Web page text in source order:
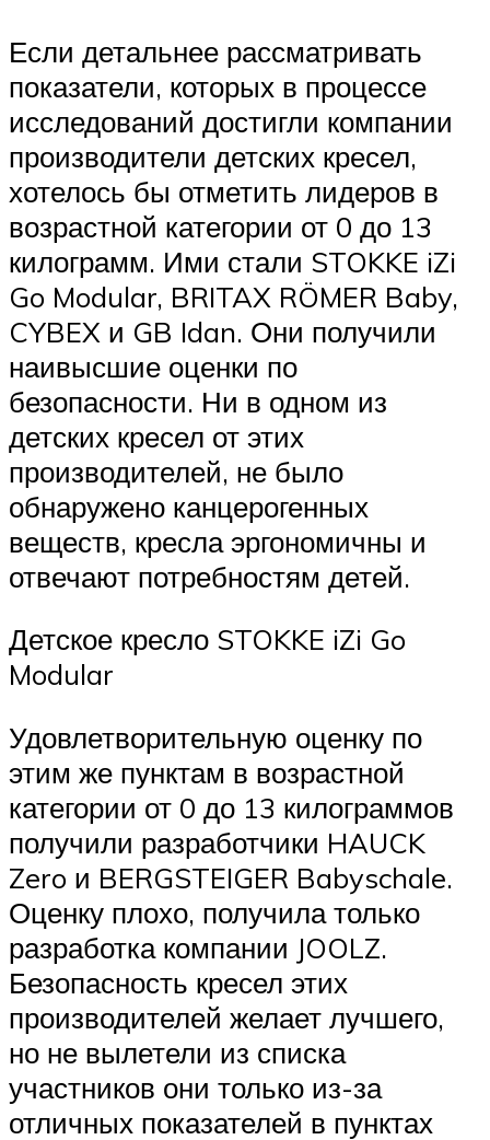
Если детальнее рассматривать
показатели, которых в процессе
исследований достигли компании
производители детских кресел,
хотелось бы отметить лидеров в
возрастной категории от 0 до 13
килограмм. Ими стали STOKKE iZi
Go Modular, BRITAX RÖMER Baby,
CYBEX и GB Idan. Они получили
наивысшие оценки по
безопасности. Ни в одном из
детских кресел от этих
производителей, не было
обнаружено канцерогенных
веществ, кресла эргономичны и
отвечают потребностям детей.
Детское кресло STOKKE iZi Go
Modular
Удовлетворительную оценку по
этим же пунктам в возрастной
категории от 0 до 13 килограммов
получили разработчики HAUCK
Zero и BERGSTEIGER Babyschale.
Оценку плохо, получила только
разработка компании JOOLZ.
Безопасность кресел этих
производителей желает лучшего,
но не вылетели из списка
участников они только из-за
отличных показателей в пунктах